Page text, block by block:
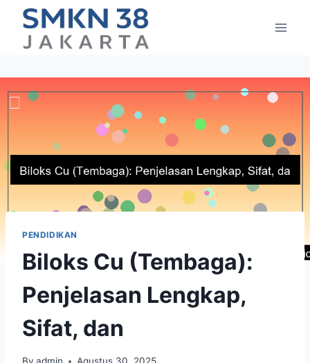
content
PENDIDIKAN
Biloks Cu (Tembaga):
Penjelasan Lengkap,
Sifat, dan